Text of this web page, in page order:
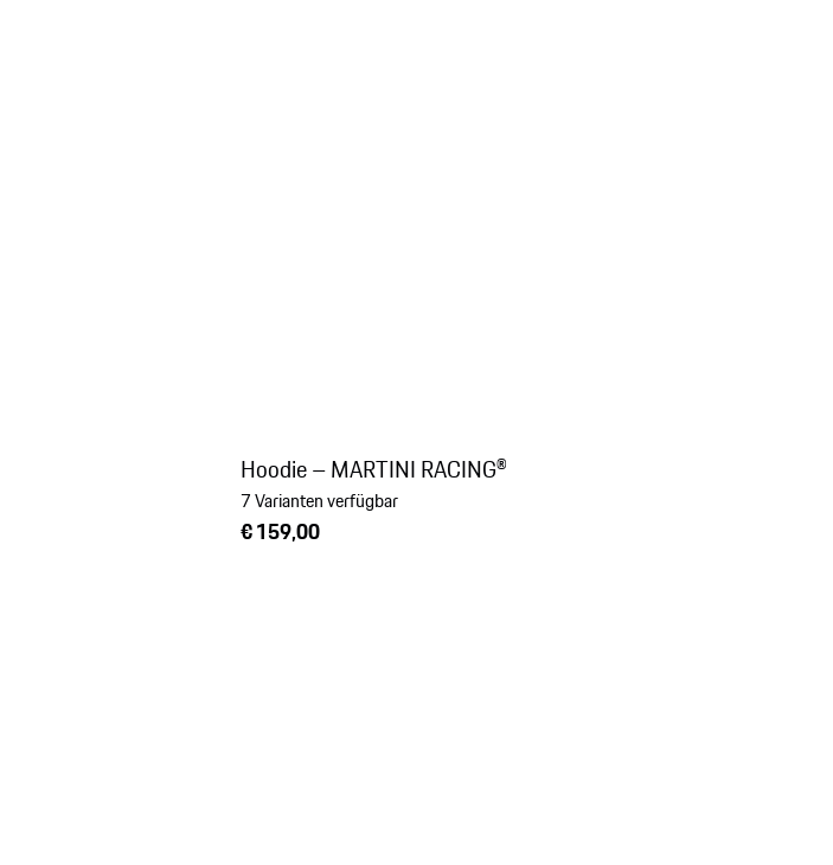
Hoodie – MARTINI RACING®
7 Varianten verfügbar
€ 159,00